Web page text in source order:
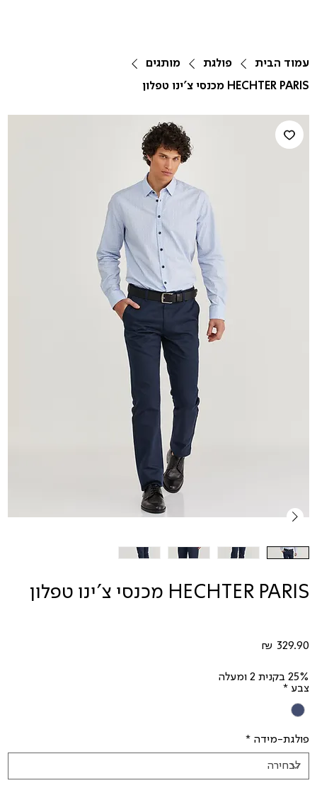
עמוד הבית פולגת
מותגים
HECHTER PARIS מכנסי צ'ינו טפלון
HECHTER PARIS מכנסי צ'ינו טפלון
25% בקנית 2 ומעלה
צבע *
פולגת-מידה *